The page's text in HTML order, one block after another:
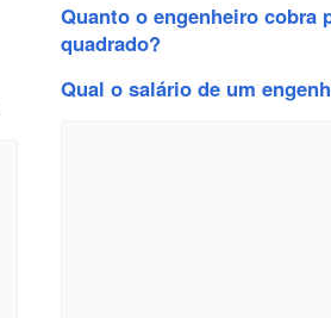
Quanto o engenheiro cobra
quadrado?
Qual o salário de um